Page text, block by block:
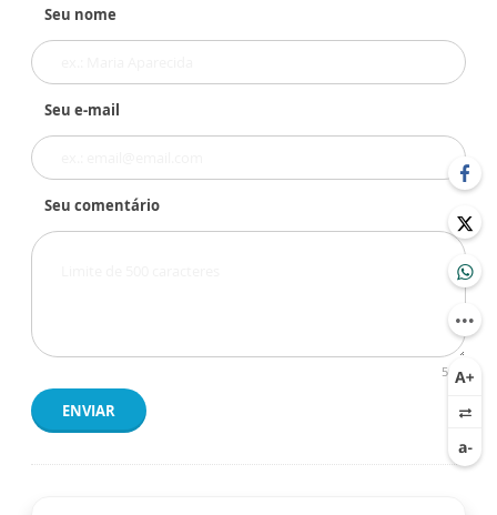
Seu nome
Seu e-mail
Seu comentário
500
ENVIAR